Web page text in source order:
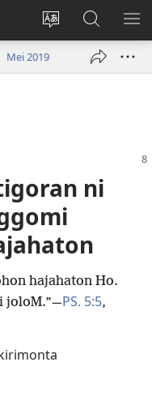
Ganti
Log
Lului
di
JW.ORG
Mei 2019
ni
hajahaton Ho.
joloM.”​—PS. 5:5,